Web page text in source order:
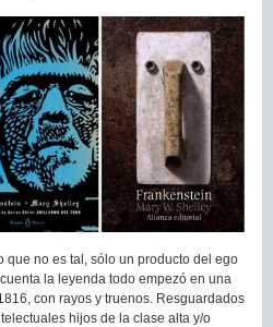
que no es tal, sólo un producto del ego
la leyenda todo empezó en una
con rayos y truenos. Resguardados
hijos de la clase alta y/o